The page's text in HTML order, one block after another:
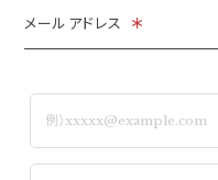
メールアドレス ＊